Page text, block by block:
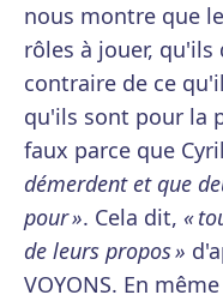
nous montre que
rôles à jouer,
contraire de ce
qu'ils sont pour la
faux parce que
démerdent et que
pour ». Cela dit, «
de leurs propos »
VOYONS. En